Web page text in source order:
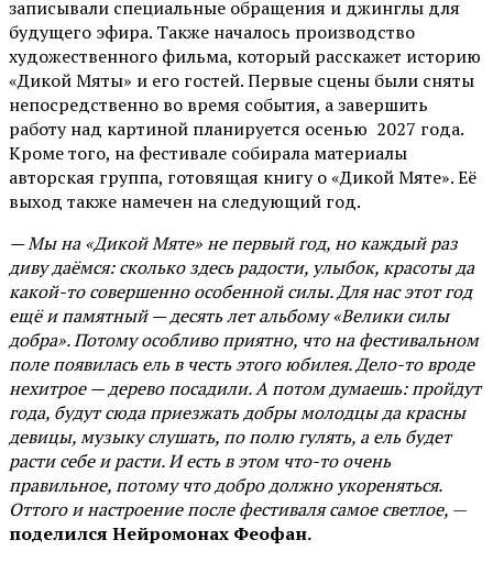
записывали специальные обращения и джинглы для
будущего эфира. Также началось производство
художественного фильма, который расскажет историю
«Дикой Мяты» и его гостей. Первые сцены были сняты
непосредственно во время события, а завершить
работу над картиной планируется осенью 2027 года.
Кроме того, на фестивале собирала материалы
авторская группа, готовящая книгу о «Дикой Мяте». Её
выход также намечен на следующий год.
— Мы на «Дикой Мяте» не первый год, но каждый раз
диву даёмся: сколько здесь радости, улыбок, красоты да
какой-то совершенно особенной силы. Для нас этот год
ещё и памятный — десять лет альбому «Велики силы
добра». Потому особливо приятно, что на фестивальном
поле появилась ель в честь этого юбилея. Дело-то вроде
нехитрое — дерево посадили. А потом думаешь: пройдут
года, будут сюда приезжать добры молодцы да красны
девицы, музыку слушать, по полю гулять, а ель будет
расти себе и расти. И есть в этом что-то очень
правильное, потому что добро должно укореняться.
Оттого и настроение после фестиваля самое светлое, —
поделился Нейромонах Феофан.